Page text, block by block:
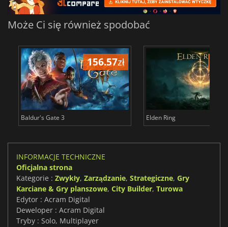
Może Ci się również spodobać
156.57zł
Baldur's Gate 3 Elden Ring
INFORMACJE TECHNICZNE
Oficjalna strona
Kategorie : Zwykły, Zarządzanie, Strategiczne, Gry
Karciane & Gry planszowe, City Builder, Turowa
Edytor : Acram Digital
Deweloper : Acram Digital
Tryby : Solo, Multiplayer